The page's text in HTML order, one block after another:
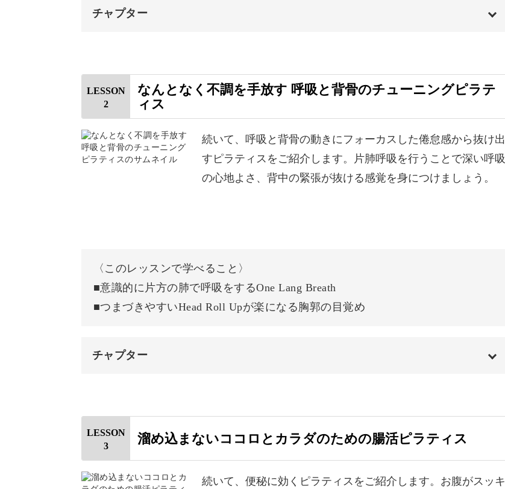
取り組める運動です。
バランスが整うことで、日々のお悩みを改善する効果が期待できます。
また、ピラティスで行う呼吸法は、体だけではなく心も穏やかに整えてくれます。
先ほどもお話しましたが、ピラティスはリハビリ用に開発されたこともあり、運動が苦
手な方・運動を行う習慣がない方でも行いやすいエクササイズです。
チャプター
はじめに 00:20
使用道具
足首を意識して動かす 01:39
股関節を前後に動かす 04:44
LESSON
2
なんとなく不調を手放す 呼吸と背骨のチューニングピラテ
ィス
続いて、呼吸と背骨の動きにフォーカスした倦怠感から抜け出
すピラティスをご紹介します。片肺呼吸を行うことで深い呼吸
の心地よさ、背中の緊張が抜ける感覚を身につけましょう。
〈このレッスンで学べること〉
■意識的に片方の肺で呼吸をするOne Lang Breath
■つまづきやすいHead Roll Upが楽になる胸郭の目覚め
チャプター
はじめに 00:20
使用道具
片肺呼吸をする 01:27
LESSON
3
溜め込まないココロとカラダのための腸活ピラティス
続いて、便秘に効くピラティスをご紹介します。お腹がスッキ